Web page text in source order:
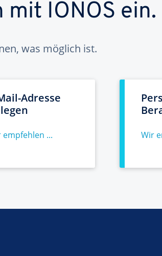
mit IONOS ein.
was möglich ist.
Adresse
empfehlen ... Wir